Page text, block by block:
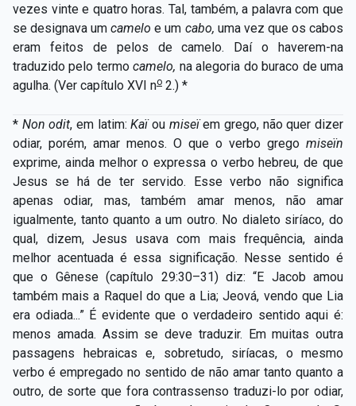
vezes vinte e quatro horas. Tal, também, a palavra com que
se designava umcameloe um cabo, uma vez que os cabos
eram feitos de pelos de camelo. Daí o haverem-na
traduzido pelo termocamelo, na alegoria do buraco de uma
agulha. (Ver capítulo XVI no 2.) *
* Non odit, em latim:Kaïou miseïem grego, não quer dizer
odiar, porém, amar menos. O que o verbo grego miseïn
exprime, ainda melhor o expressa o verbo hebreu, de que
Jesus se há de ter servido. Esse verbo não significa
apenas odiar, mas, também amar menos, não amar
igualmente, tanto quanto a um outro. No dialeto siríaco, do
qual, dizem, Jesus usava com mais frequência, ainda
melhor acentuada é essa significação. Nesse sentido é
que o Gênese (capítulo 29:30–31) diz: “E Jacob amou
também mais a Raquel do que a Lia; Jeová, vendo que Lia
era odiada...” É evidente que o verdadeiro sentido aqui é:
menos amada. Assim se deve traduzir. Em muitas outra
passagens hebraicas e, sobretudo, siríacas, o mesmo
verbo é empregado no sentido de não amar tanto quanto a
outro, de sorte que fora contrassenso traduzi-lo por odiar,